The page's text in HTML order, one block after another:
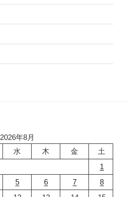
2026年8月
水 木 金
土
1
5 6 7
8